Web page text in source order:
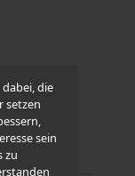
die
setzen
sein
zu